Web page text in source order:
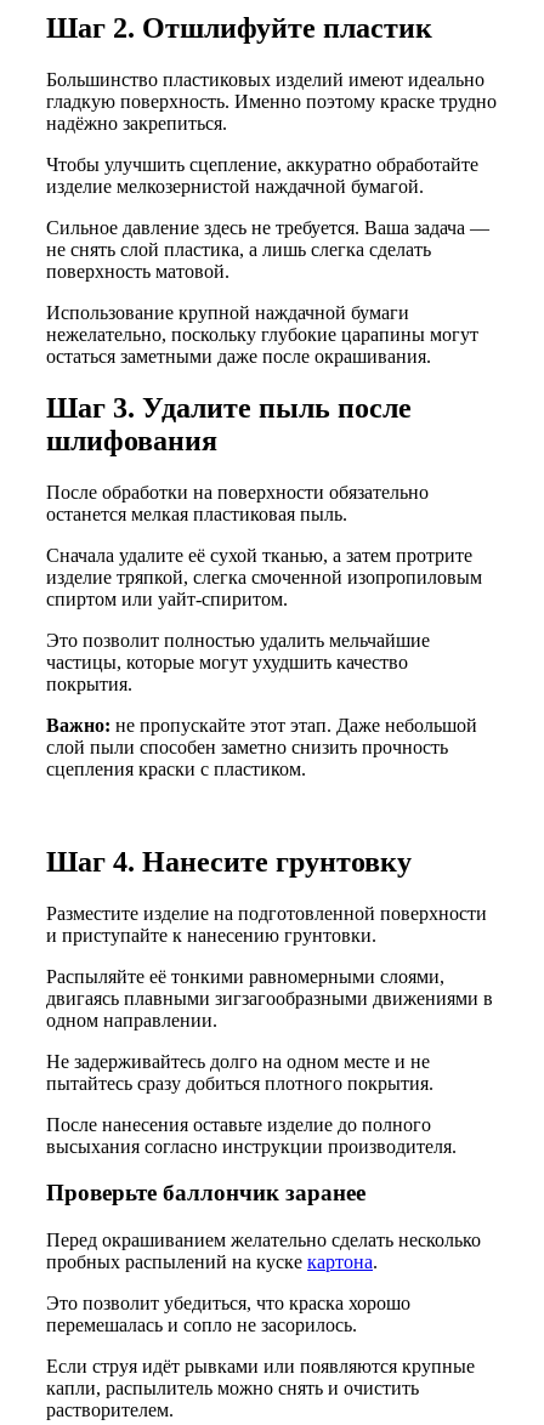
Шаг 2. Отшлифуйте пластик
Большинство пластиковых изделий имеют идеально
гладкую поверхность. Именно поэтому краске трудно
надёжно закрепиться.
Чтобы улучшить сцепление, аккуратно обработайте
изделие мелкозернистой наждачной бумагой.
Сильное давление здесь не требуется. Ваша задача —
не снять слой пластика, а лишь слегка сделать
поверхность матовой.
Использование крупной наждачной бумаги
нежелательно, поскольку глубокие царапины могут
остаться заметными даже после окрашивания.
Шаг 3. Удалите пыль после
шлифования
После обработки на поверхности обязательно
останется мелкая пластиковая пыль.
Сначала удалите её сухой тканью, а затем протрите
изделие тряпкой, слегка смоченной изопропиловым
спиртом или уайт-спиритом.
Это позволит полностью удалить мельчайшие
частицы, которые могут ухудшить качество
покрытия.
Важно: не пропускайте этот этап. Даже небольшой
слой пыли способен заметно снизить прочность
сцепления краски с пластиком.
Шаг 4. Нанесите грунтовку
Разместите изделие на подготовленной поверхности
и приступайте к нанесению грунтовки.
Распыляйте её тонкими равномерными слоями,
двигаясь плавными зигзагообразными движениями в
одном направлении.
Не задерживайтесь долго на одном месте и не
пытайтесь сразу добиться плотного покрытия.
После нанесения оставьте изделие до полного
высыхания согласно инструкции производителя.
Проверьте баллончик заранее
Перед окрашиванием желательно сделать несколько
пробных распылений на куске картона.
Это позволит убедиться, что краска хорошо
перемешалась и сопло не засорилось.
Если струя идёт рывками или появляются крупные
капли, распылитель можно снять и очистить
растворителем.